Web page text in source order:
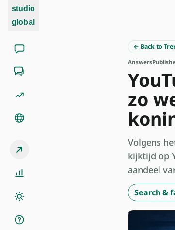
studio
global
← Back to
Answers
zo
Volgens
kijktijd op
aandeel
Search &